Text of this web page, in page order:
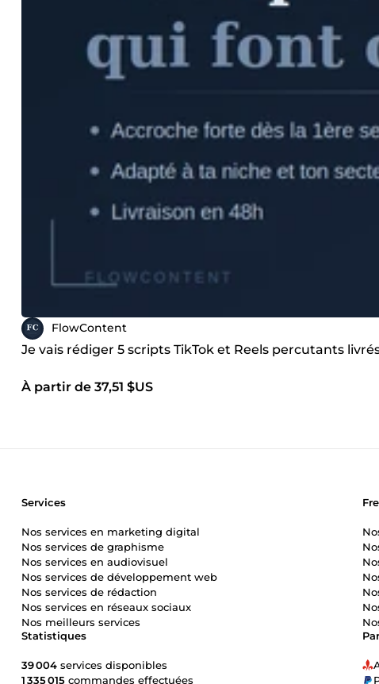
FlowContent
Je vais rédiger 5 scripts TikTok et Reels percutants
À partir de 37,51 $US
Statistiques
39 004 services disponibles
1 335 015 commandes effectuées
Services
Nos services en marketing digital
Nos services de graphisme
Nos services en audiovisuel
Nos services de développement web
Nos services de rédaction
Nos services en réseaux sociaux
Nos meilleurs services